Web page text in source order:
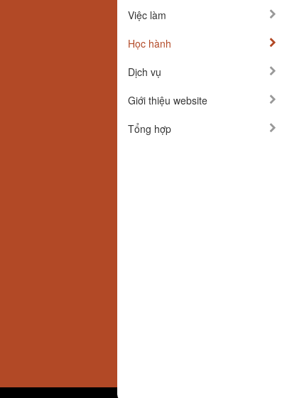
Việc làm
Học hành
Dịch vụ
Giới thiệu website
Tổng hợp